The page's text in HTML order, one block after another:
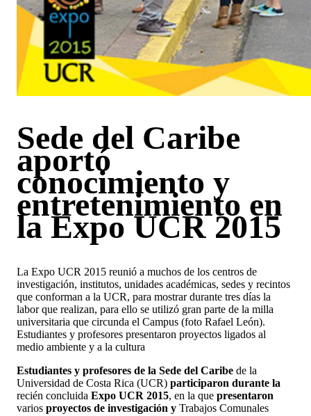
Sede del Caribe
aportó
conocimiento y
entretenimiento en
la Expo UCR 2015
La Expo UCR 2015 reunió a muchos de los centros de
investigación, institutos, unidades académicas, sedes y recintos
que conforman a la UCR, para mostrar durante tres dí­as la
labor que realizan, para ello se utilizó gran parte de la milla
universitaria que circunda el Campus (foto Rafael León).
Estudiantes y profesores presentaron proyectos ligados al
medio ambiente y a la cultura
Estudiantes y profesores de la Sede del Caribe de la
Universidad de Costa Rica (UCR) participaron durante la
recién concluida Expo UCR 2015, en la que presentaron
varios proyectos de investigación y Trabajos Comunales